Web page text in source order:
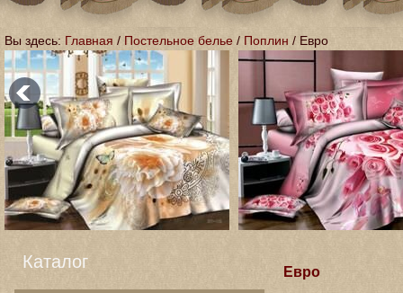
Вы здесь: Главная / Постельное белье / Поплин / Евро
Евро
Каталог